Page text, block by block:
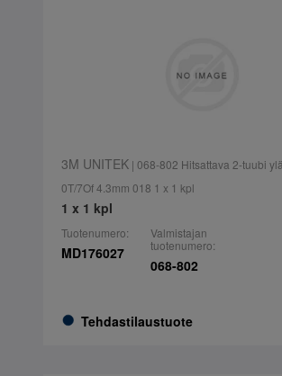
3M UNITEK| 068-802 Hitsattava 2-tuubi
0T/7Of 4.3mm 018 1 x 1 kpl
1 x 1 kpl
Tuotenumero:
MD176027
Tehdastilaustuote
Valmistajan
tuotenumero:
068-802